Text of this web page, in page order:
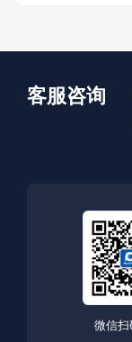
客服咨询
微信扫